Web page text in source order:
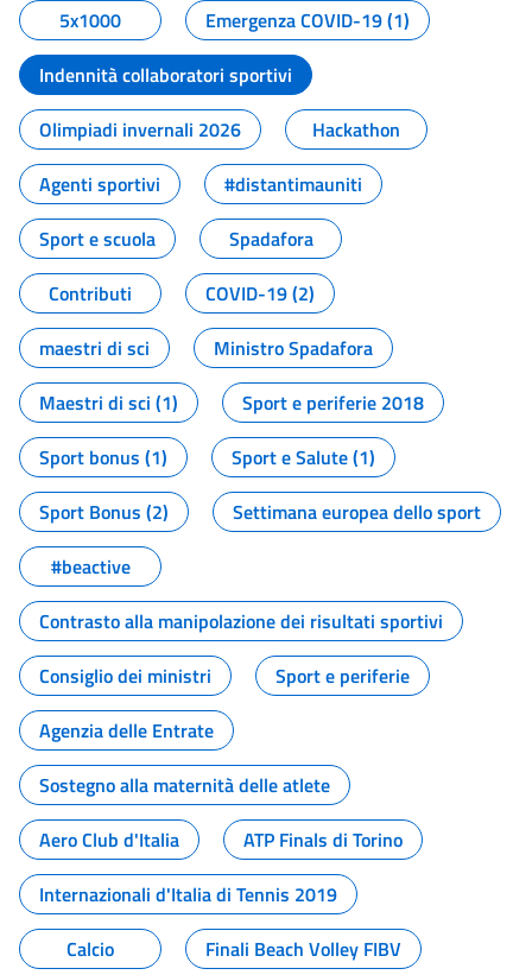
5x1000
Emergenza COVID-19 (1)
Indennità collaboratori sportivi
Olimpiadi invernali 2026
Hackathon
Agenti sportivi
#distantimauniti
Sport e scuola
Spadafora
Contributi
COVID-19 (2)
maestri di sci
Ministro Spadafora
Maestri di sci (1)
Sport e periferie 2018
Sport bonus (1)
Sport e Salute (1)
Sport Bonus (2)
Settimana europea dello sport
#beactive
Contrasto alla manipolazione dei risultati sportivi
Consiglio dei ministri
Sport e periferie
Agenzia delle Entrate
Sostegno alla maternità delle atlete
Aero Club d'Italia
ATP Finals di Torino
Internazionali d'Italia di Tennis 2019
Calcio
Finali Beach Volley FIBV